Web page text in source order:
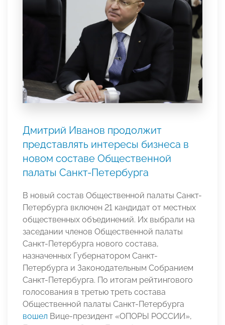
Дмитрий Иванов продолжит
представлять интересы бизнеса в
новом составе Общественной
палаты Санкт-Петербурга
В новый состав Общественной палаты Санкт-
Петербурга включен 21 кандидат от местных
общественных объединений. Их выбрали на
заседании членов Общественной палаты
Санкт-Петербурга нового состава,
назначенных Губернатором Санкт-
Петербурга и Законодательным Собранием
Санкт-Петербурга. По итогам рейтингового
голосования в третью треть состава
Общественной палаты Санкт-Петербурга
вошел Вице-президент «ОПОРЫ РОССИИ»,